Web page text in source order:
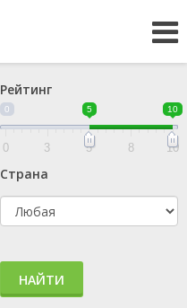
Рейтинг
0 5 10
0 3 5 8 10
Страна
НАЙТИ